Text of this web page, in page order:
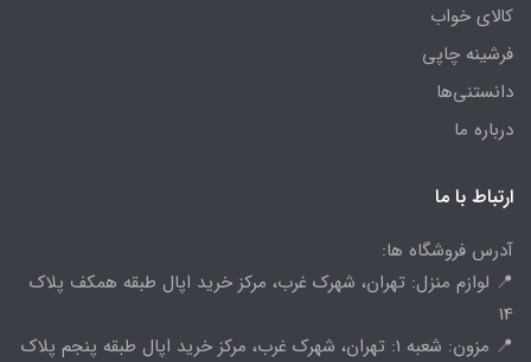
کالای خواب
فرشینه چاپی
دانستنی‌ها
درباره ما
ارتباط با ما
آدرس فروشگاه ها:
📍 لوازم منزل: تهران، شهرک غرب، مرکز خرید اپال طبقه همکف پلاک
14
📍 مزون: شعبه 1: تهران، شهرک غرب، مرکز خرید اپال طبقه پنجم پلاک